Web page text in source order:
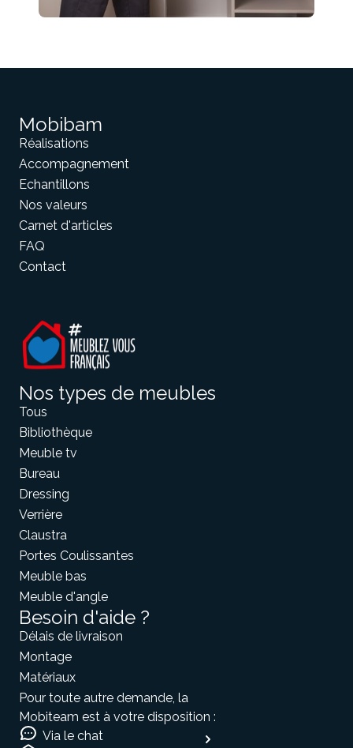
Mobibam
Réalisations
Accompagnement
Echantillons
Nos valeurs
Carnet d'articles
FAQ
Contact
Nos types de meubles
Tous
Bibliothèque
Meuble tv
Bureau
Dressing
Verrière
Claustra
Portes Coulissantes
Meuble bas
Meuble d'angle
Besoin d'aide ?
Délais de livraison
Montage
Matériaux
Pour toute autre demande, la
Mobiteam est à votre disposition :
Via le chat